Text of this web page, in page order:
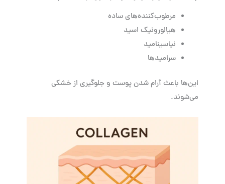
مرطوب‌کننده‌های ساده
هیالورونیک اسید
نیاسینامید
سرامیدها
این‌ها باعث آرام شدن پوست و جلوگیری از خشکی
می‌شوند.